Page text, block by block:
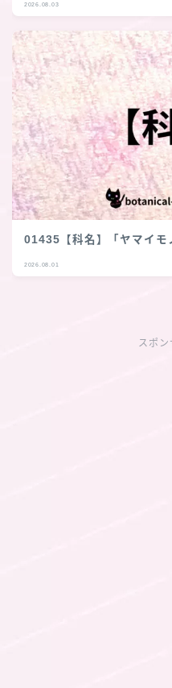
2026.08.03
01435【科名】「ヤマイモ
2026.08.01
スポン